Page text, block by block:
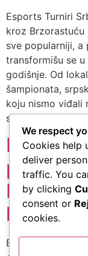
Esports Turniri
kroz Brzorastuću
sve popularniji, a
transformišu se
godišnje. Od
šampionata,
koju nismo viđali
se esports
Esports
Kako se
kroz
Esports turniri
We respect
Cookies help
deliver
traffic. You
by clicking
consent or
cookies.